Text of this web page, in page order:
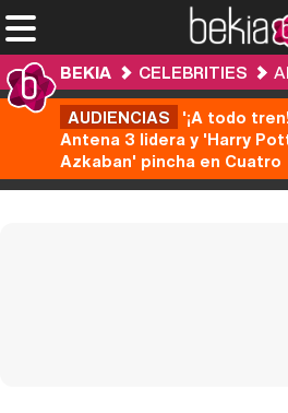
BEKIA CELEBRITIES
AUDIENCIAS '¡A todo
Antena 3 lidera y 'Harry
Azkaban' pincha en Cuatro